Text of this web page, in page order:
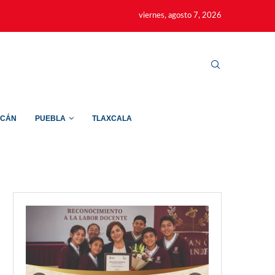
viernes, agosto 7, 2026
PUEBLA TLAXCALA